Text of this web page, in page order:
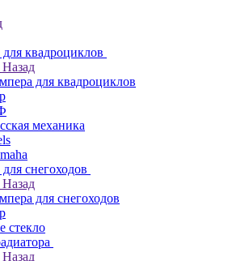
квадроциклов
Назад
для квадроциклов
механика
снегоходов
Назад
для снегоходов
стекло
Назад